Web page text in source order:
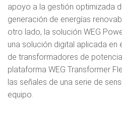
apoyo a la gestión optimizada
generación de energías
otro lado, la solución WEG
una solución digital aplicada en
de transformadores de
plataforma WEG Transformer
las señales de una serie de
equipo.